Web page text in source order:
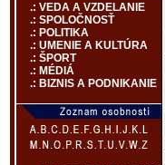
.: VEDA A VZDELANIE
.: SPOLOČNOSŤ
.: POLITIKA
.: UMENIE A KULTÚRA
.: ŠPORT
.: MÉDIÁ
.: BIZNIS A PODNIKANIE